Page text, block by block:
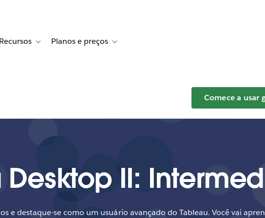
Histórias de clientes
sub-navigation for Soluções
Recursos Toggle sub-navigation for Recursos
Planos e preços Toggle sub-navigation for Planos e preços
Comece a usar
Desktop II:
e destaque-se como um usuário avançado do Tableau. Você vai